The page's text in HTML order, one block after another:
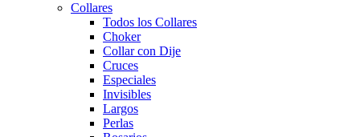
Collares
Todos los Collares
Choker
Collar con Dije
Cruces
Especiales
Invisibles
Largos
Perlas